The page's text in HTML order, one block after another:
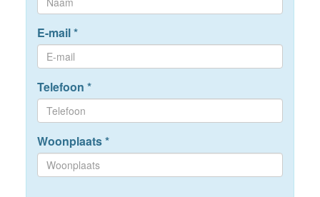
E-mail*
Telefoon *
Woonplaats*